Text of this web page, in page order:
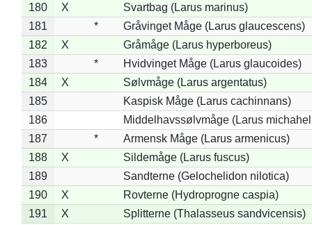
180
X
Svartbag (Larus marinus)
181
*
Gråvinget Måge (Larus glaucescens)
182
X
Gråmåge (Larus hyperboreus)
183
*
Hvidvinget Måge (Larus glaucoides)
184
X
Sølvmåge (Larus argentatus)
185
Kaspisk Måge (Larus cachinnans)
186
Middelhavssølvmåge (Larus
187
*
Armensk Måge (Larus armenicus)
188
X
Sildemåge (Larus fuscus)
189
Sandterne (Gelochelidon nilotica)
190
X
Rovterne (Hydroprogne caspia)
191
X
Splitterne (Thalasseus sandvicensis)